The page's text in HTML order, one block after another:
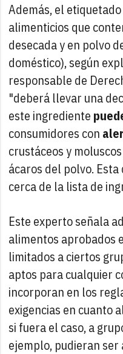
Además, el
alimenticios que
desecada y en polvo
doméstico), según
responsable de
"deberá llevar una
este ingrediente
consumidores con
crustáceos y
ácaros del polvo.
cerca de la lista de
Este experto señala
alimentos aprobados
limitados a ciertos
aptos para cualquier
incorporan en los
exigencias en cuanto
si fuera el caso, a
ejemplo, pudieran ser